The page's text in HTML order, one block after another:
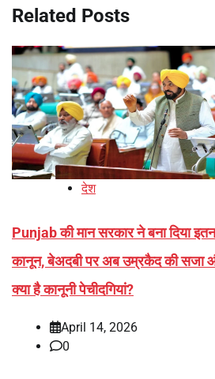
Related Posts
देश
Punjab की मान सरकार ने बना द‍िया
कानून, बेअदबी पर अब उम्रकैद की सजा
क्‍या है कानूनी पेचीदगियां?
April 14, 2026
0